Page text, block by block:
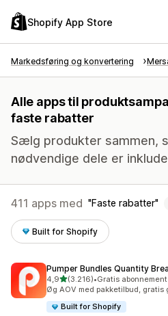
Shopify App Store
Markedsføring og konvertering
Alle apps til
faste rabatter
Sælg produkter sammen,
nødvendige dele er
411 apps med Faste rabatter
Built for Shopify
Pumper Bundles Quantity
4,9ud af 5 stjerner
(3.216)
3216 anmeldelser i alt
•Gratis
Øg AOV med pakketilbud, gratis
Built for Shopify